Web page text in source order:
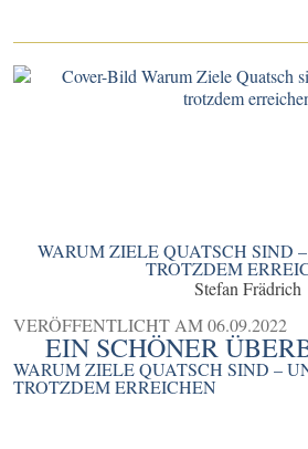
WARUM ZIELE QUATSCH SIND
TROTZDEM
Stefan Frädrich
VERÖFFENTLICHT AM06.09.2022
EIN SCHÖNER
WARUM ZIELE QUATSCH SIND –
TROTZDEM ERREICHEN